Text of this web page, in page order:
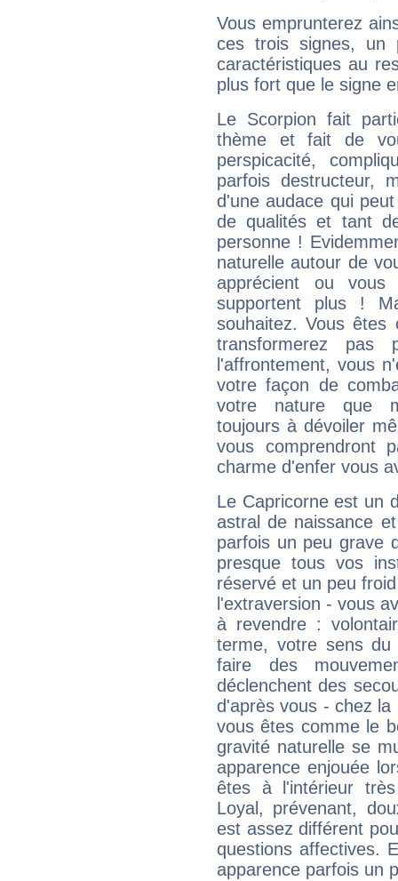
Vous emprunterez
ces trois signes, un
caractéristiques au
plus fort que le signe
Le Scorpion fait
thème et fait de
perspicacité,
parfois destructeur,
d'une audace qui
de qualités et tant
personne !
naturelle autour de
apprécient ou
supportent plus !
souhaitez. Vous
transformerez
l'affrontement, vous
votre façon de
votre nature que
toujours à dévoiler
vous comprendront
charme d'enfer vous
Le Capricorne est un
astral de naissance
parfois un peu grave
presque tous vos
réservé et un peu
l'extraversion - vous
à revendre :
terme, votre sens
faire des
déclenchent des
d'après vous - chez
vous êtes comme le
gravité naturelle se
apparence enjouée
êtes à l'intérieur
Loyal, prévenant,
est assez différent
questions affectives.
apparence parfois un